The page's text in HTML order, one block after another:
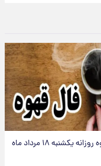
فال قهوه روزانه یکشنبه ۱۸ مرداد ماه